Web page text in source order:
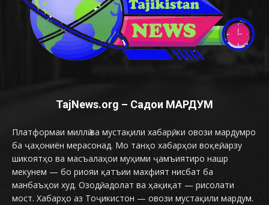
TajNews.org – Садои МАРДУМ
Платформаи миллӣ ва мустақили хабарӣ, ки овози мардумро
ба ҷаҳониён мерасонад. Мо танҳо хабарҳои воқеӣ, арзу
шикоятҳо ва масъалаҳои муҳими ҷамъиятиро нашр
мекунем — бо риояи қатъии махфият нисбат ба
манбаъҳои худ. Озодӣ, адолат ва ҳақиқат — рисолати
мост. Хабарҳо аз Тоҷикистон — овози мустақили мардум.